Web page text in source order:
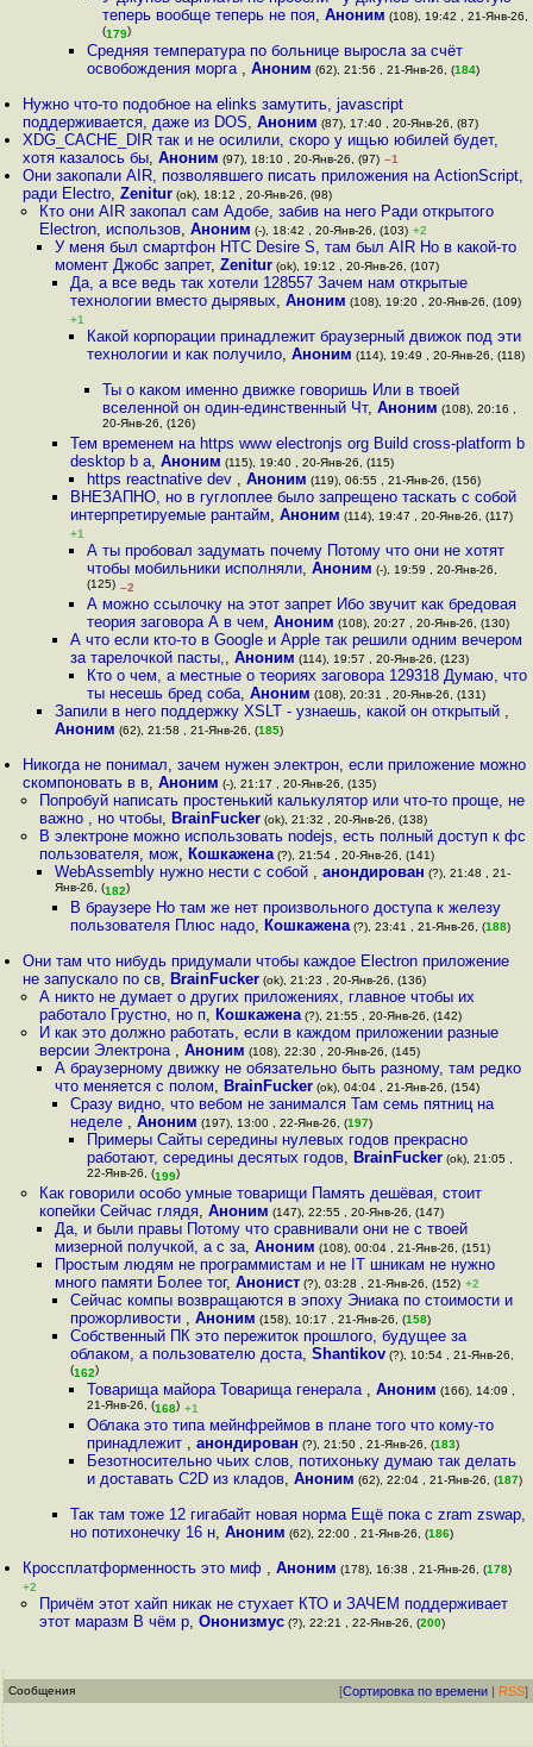
теперь вообще теперь не поя, Аноним (108), 19:42 , 21-Янв-26,
(179)
Средняя температура по больнице выросла за счёт
освобождения морга , Аноним (62), 21:56 , 21-Янв-26, (184)
Нужно что-то подобное на elinks замутить, javascript
поддерживается, даже из DOS,Аноним (87), 17:40 , 20-Янв-26, (87)
XDG_CACHE_DIR так и не осилили, скоро у ищью юбилей будет,
хотя казалось бы,Аноним (97), 18:10 , 20-Янв-26, (97) –1
Они закопали AIR, позволявшего писать приложения на ActionScript,
ради Electro,Zenitur (ok), 18:12 , 20-Янв-26, (98)
Кто они AIR закопал сам Адобе, забив на него Ради открытого
Electron, использов, Аноним (-), 18:42 , 20-Янв-26, (103) +2
У меня был смартфон HTC Desire S, там был AIR Но в какой-то
момент Джобс запрет, Zenitur(ok), 19:12 , 20-Янв-26, (107)
Да, а все ведь так хотели 128557 Зачем нам открытые
технологии вместо дырявых,Аноним (108), 19:20 , 20-Янв-26, (109)
+1
Какой корпорации принадлежит браузерный движок под эти
технологии и как получило, Аноним (114), 19:49 , 20-Янв-26, (118)
Ты о каком именно движке говоришь Или в твоей
вселенной он один-единственный Чт, Аноним (108), 20:16 ,
20-Янв-26, (126)
Тем временем на https www electronjs org Build cross-platform b
desktop b a,Аноним (115), 19:40 , 20-Янв-26, (115)
https reactnative dev , Аноним (119), 06:55 , 21-Янв-26, (156)
ВНЕЗАПНО, но в гуглоплее было запрещено таскать с собой
интерпретируемые рантайм,Аноним (114), 19:47 , 20-Янв-26, (117)
+1
А ты пробовал задумать почему Потому что они не хотят
чтобы мобильники исполняли, Аноним (-), 19:59 , 20-Янв-26,
(125) –2
А можно ссылочку на этот запрет Ибо звучит как бредовая
теория заговора А в чем, Аноним (108), 20:27 , 20-Янв-26, (130)
А что если кто-то в Google и Apple так решили одним вечером
за тарелочкой пасты,,Аноним (114), 19:57 , 20-Янв-26, (123)
Кто о чем, а местные о теориях заговора 129318 Думаю, что
ты несешь бред соба, Аноним (108), 20:31 , 20-Янв-26, (131)
Запили в него поддержку XSLT - узнаешь, какой он открытый ,
Аноним (62), 21:58 , 21-Янв-26, (185)
Никогда не понимал, зачем нужен электрон, если приложение можно
скомпоновать в в,Аноним (-), 21:17 , 20-Янв-26, (135)
Попробуй написать простенький калькулятор или что-то проще, не
важно , но чтобы, BrainFucker(ok), 21:32 , 20-Янв-26, (138)
В электроне можно использовать nodejs, есть полный доступ к фс
пользователя, мож, Кошкажена(?), 21:54 , 20-Янв-26, (141)
WebAssembly нужно нести с собой , анондирован (?), 21:48 , 21-
Янв-26, (182)
В браузере Но там же нет произвольного доступа к железу
пользователя Плюс надо, Кошкажена (?), 23:41 , 21-Янв-26, (188)
Они там что нибудь придумали чтобы каждое Electron приложение
не запускало по св, BrainFucker (ok), 21:23 , 20-Янв-26, (136)
А никто не думает о других приложениях, главное чтобы их
работало Грустно, но п, Кошкажена(?), 21:55 , 20-Янв-26, (142)
И как это должно работать, если в каждом приложении разные
версии Электрона , Аноним (108), 22:30 , 20-Янв-26, (145)
А браузерному движку не обязательно быть разному, там редко
что меняется с полом, BrainFucker(ok), 04:04 , 21-Янв-26, (154)
Сразу видно, что вебом не занимался Там семь пятниц на
неделе ,Аноним (197), 13:00 , 22-Янв-26, (197)
Примеры Сайты середины нулевых годов прекрасно
работают, середины десятых годов, BrainFucker(ok), 21:05 ,
22-Янв-26, (199)
Как говорили особо умные товарищи Память дешёвая, стоит
копейки Сейчас глядя, Аноним (147), 22:55 , 20-Янв-26, (147)
Да, и были правы Потому что сравнивали они не с твоей
мизерной получкой, а с за, Аноним (108), 00:04 , 21-Янв-26, (151)
Простым людям не программистам и не IT шникам не нужно
много памяти Более тог, Анонист(?), 03:28 , 21-Янв-26, (152) +2
Сейчас компы возвращаются в эпоху Эниака по стоимости и
прожорливости ,Аноним (158), 10:17 , 21-Янв-26, (158)
Собственный ПК это пережиток прошлого, будущее за
облаком, а пользователю доста,Shantikov (?), 10:54 , 21-Янв-26,
(162)
Товарища майора Товарища генерала , Аноним (166), 14:09 ,
21-Янв-26, (168) +1
Облака это типа мейнфреймов в плане того что кому-то
принадлежит , анондирован (?), 21:50 , 21-Янв-26, (183)
Безотносительно чьих слов, потихоньку думаю так делать
и доставать C2D из кладов, Аноним (62), 22:04 , 21-Янв-26, (187)
Так там тоже 12 гигабайт новая норма Ещё пока с zram zswap,
но потихонечку 16 н,Аноним (62), 22:00 , 21-Янв-26, (186)
Кроссплатформенность это миф ,Аноним (178), 16:38 , 21-Янв-26, (178)
+2
Причём этот хайп никак не стухает КТО и ЗАЧЕМ поддерживает
этот маразм В чём р, Ононизмус(?), 22:21 , 22-Янв-26, (200)
Сообщения [Сортировка по времени | RSS]